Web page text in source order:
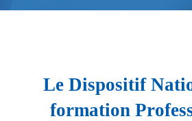
Le Dispositif
formation